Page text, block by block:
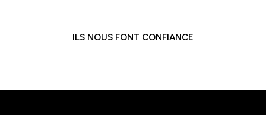
ILS NOUS FONT CONFIANCE